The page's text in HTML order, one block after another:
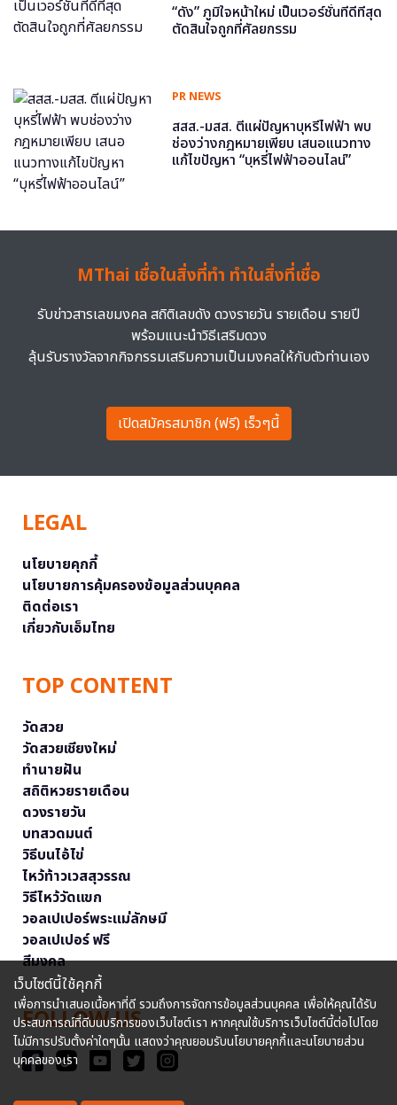
“ดัง” ภูมิใจหน้าใหม่ เป็นเวอร์ชั่นที่ดีที่สุด
ตัดสินใจถูกที่ศัลยกรรม
PR NEWS
สสส.-มสส. ตีแผ่ปัญหาบุหรี่ไฟฟ้า พบ
ช่องว่างกฎหมายเพียบ เสนอแนวทาง
แก้ไขปัญหา “บุหรี่ไฟฟ้าออนไลน์”
MThai เชื่อในสิ่งที่ทำ ทำในสิ่งที่เชื่อ
รับข่าวสารเลขมงคล สถิติเลขดัง ดวงรายวัน รายเดือน รายปี
พร้อมแนะนำวิธีเสริมดวง
ลุ้นรับรางวัลจากกิจกรรมเสริมความเป็นมงคลให้กับตัวท่านเอง
เปิดสมัครสมาชิก (ฟรี) เร็วๆนี้
LEGAL
นโยบายคุกกี้
นโยบายการคุ้มครองข้อมูลส่วนบุคคล
ติดต่อเรา
เกี่ยวกับเอ็มไทย
TOP CONTENT
วัดสวย
วัดสวยเชียงใหม่
ทำนายฝัน
สถิติหวยรายเดือน
ดวงรายวัน
บทสวดมนต์
วิธีบนไอ้ไข่
ไหว้ท้าวเวสสุวรรณ
วิธีไหว้วัดแขก
วอลเปเปอร์พระแม่ลักษมี
วอลเปเปอร์ ฟรี
สีมงคล
FOLLOW US
เว็บไซต์นี้ใช้คุกกี้
เพื่อการนำเสนอเนื้อหาที่ดี รวมถึงการจัดการข้อมูลส่วนบุคคล เพื่อให้คุณได้รับ
ประสบการณ์ที่ดีบนบริการของเว็บไซต์เรา หากคุณใช้บริการเว็บไซต์นี้ต่อไปโดย
ไม่มีการปรับตั้งค่าใดๆนั้น แสดงว่าคุณยอมรับนโยบายคุกกี้และนโยบายส่วน
บุคคลของเรา